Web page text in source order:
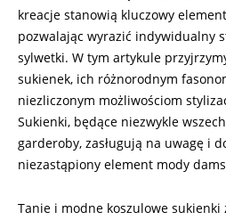
kreacje stanowią kluczowy
pozwalając wyrazić indywidualny
sylwetki. W tym artykule
sukienek, ich różnorodnym
niezliczonym możliwościom
Sukienki, będące niezwykle
garderoby, zasługują na uwagę i
niezastąpiony element mody
Tanie i modne koszulowe